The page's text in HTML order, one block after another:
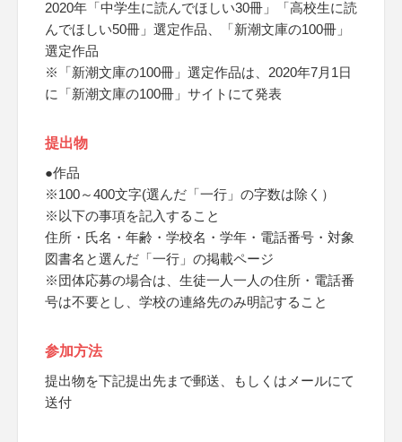
2020年「中学生に読んでほしい30冊」「高校生に読
んでほしい50冊」選定作品、「新潮文庫の100冊」
選定作品
※「新潮文庫の100冊」選定作品は、2020年7月1日
に「新潮文庫の100冊」サイトにて発表
提出物
●作品
※100～400文字(選んだ「一行」の字数は除く）
※以下の事項を記入すること
住所・氏名・年齢・学校名・学年・電話番号・対象
図書名と選んだ「一行」の掲載ページ
※団体応募の場合は、生徒一人一人の住所・電話番
号は不要とし、学校の連絡先のみ明記すること
参加方法
提出物を下記提出先まで郵送、もしくはメールにて
送付